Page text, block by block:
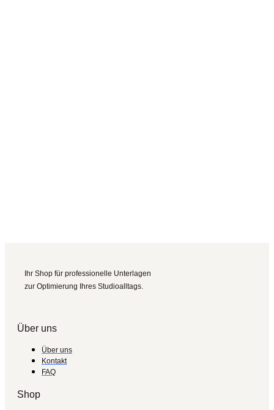
Ihr Shop für professionelle Unterlagen
zur Optimierung Ihres Studioalltags.
Über uns
Über uns
Kontakt
FAQ
Shop